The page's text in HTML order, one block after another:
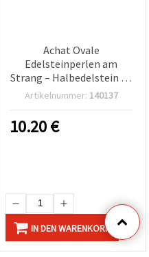
Achat Ovale
Edelsteinperlen am
Strang – Halbedelstein 12
x 16 mm, ca. 25 Stück –
Schmuckherstellung,
Armbänder, Halsketten,
Artikelnummer: 140137
10.20€
IN DEN WARENKORB